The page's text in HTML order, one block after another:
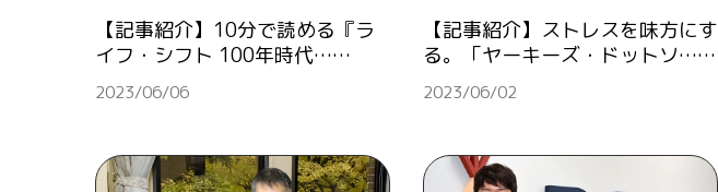
【記事紹介】10分で読める『ラ
イフ・シフト 100年時代……
2023/06/06
【記事紹介】ストレスを味方にす
る。「ヤーキーズ・ドットソ……
2023/06/02